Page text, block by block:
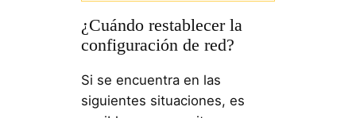
¿Cuándo restablecer la
configuración de red?
Si se encuentra en las
siguientes situaciones, es